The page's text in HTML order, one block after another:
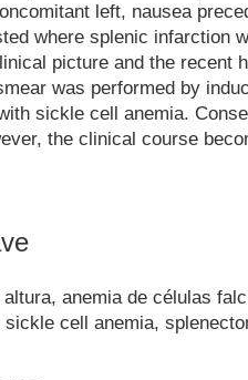
left, nausea
where splenic infarction
picture and the recent
was performed by
sickle cell anemia.
the clinical course
anemia de células
cell anemia,